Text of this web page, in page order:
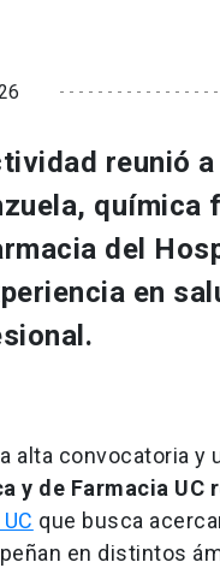
reunió
química
del
en
alta convocatoria
y de Farmacia UC
que busca
en distintos